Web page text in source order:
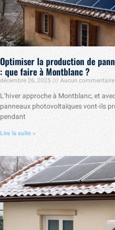
Optimiser la production de
: que faire à Montblanc ?
décembre 26, 2025 Aucun commentaire
L’hiver approche à Montblanc, et
panneaux photovoltaïques vont-ils
pendant
Lire la suite »